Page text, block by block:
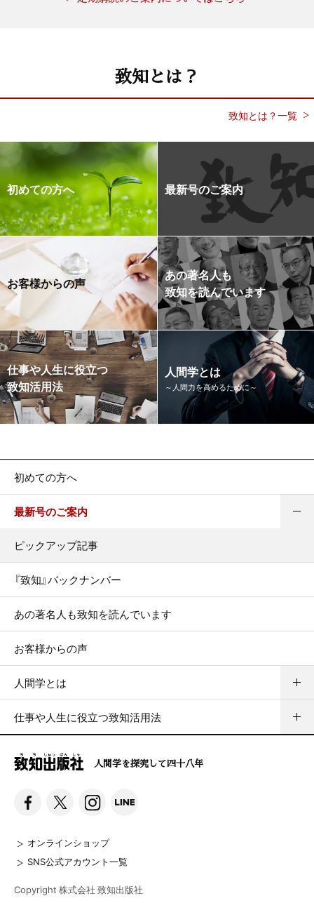
致知とは？
致知とは？一覧
初めての方へ 最新号のご案内
お客様からの声
あの著名人も
致知を読んでいます
仕事や人生に役立つ
致知活用法
人間学とは
～人間力を高めるために～
初めての方へ
最新号のご案内
ピックアップ記事
『致知』バックナンバー
あの著名人も致知を読んでいます
お客様からの声
人間学とは
仕事や人生に役立つ致知活用法
人間学を探究して四十八年
オンラインショップ
SNS公式アカウント一覧
Copyright 株式会社 致知出版社